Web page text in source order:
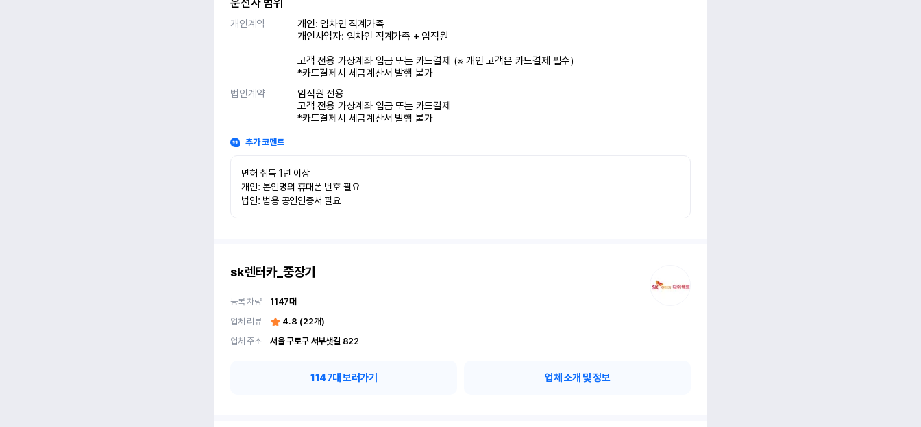
운전자 범위
개인계약
개인: 임차인 직계가족
개인사업자: 임차인 직계가족 + 임직원
고객 전용 가상계좌 입금 또는 카드결제 (※ 개인 고객은 카드결제 필수)
*카드결제시 세금계산서 발행 불가
법인계약
임직원 전용
고객 전용 가상계좌 입금 또는 카드결제
*카드결제시 세금계산서 발행 불가
추가 코멘트
면허 취득 1년 이상
개인: 본인명의 휴대폰 번호 필요
법인: 범용 공인인증서 필요
sk렌터카_중장기
등록 차량 1147대
업체 리뷰
4.8 (22개)
업체 주소
서울 구로구 서부샛길 822
1147대 보러가기 업체 소개 및 정보